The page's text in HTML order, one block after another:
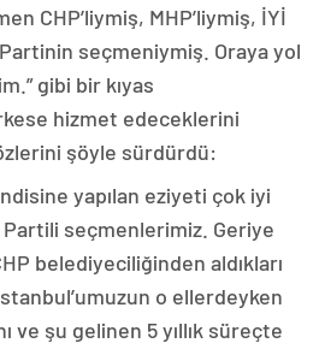
CHP’liymiş, MHP’liymiş, İYİ
seçmeniymiş. Oraya yol
gibi bir kıyas
hizmet edeceklerini
şöyle sürdürdü:
yapılan eziyeti çok iyi
seçmenlerimiz. Geriye
belediyeciliğinden aldıkları
o ellerdeyken
ve şu gelinen 5 yıllık süreçte